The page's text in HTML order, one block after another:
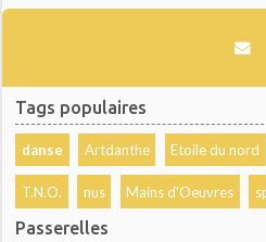
Tags populaires
danse Artdanthe Etoile du nord
T.N.O. nus Mains d'Oeuvres
Passerelles